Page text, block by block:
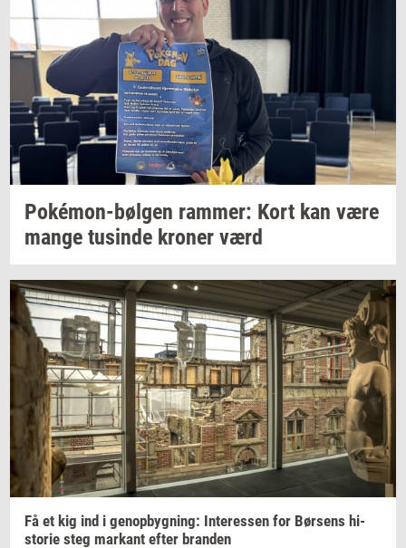
Pokémon-​bølgen ram­mer: Kort kan være
mange tu­sin­de kro­ner værd
Få et kig ind i genop­byg­ning: In­ter­es­sen for Bør­sens hi­
sto­rie steg mar­kant efter bran­den